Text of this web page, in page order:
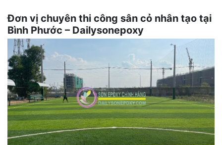
Đơn vị chuyên thi công sân cỏ nhân tạo tại
Bình Phước – Dailysonepoxy